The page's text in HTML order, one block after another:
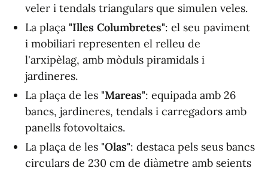
veler i tendals triangulars que simulen veles.
La plaça "Illes Columbretes": el seu paviment
i mobiliari representen el relleu de
l'arxipèlag, amb mòduls piramidals i
jardineres.
La plaça de les "Mareas": equipada amb 26
bancs, jardineres, tendals i carregadors amb
panells fotovoltaics.
La plaça de les "Olas": destaca pels seus bancs
circulars de 230 cm de diàmetre amb seients